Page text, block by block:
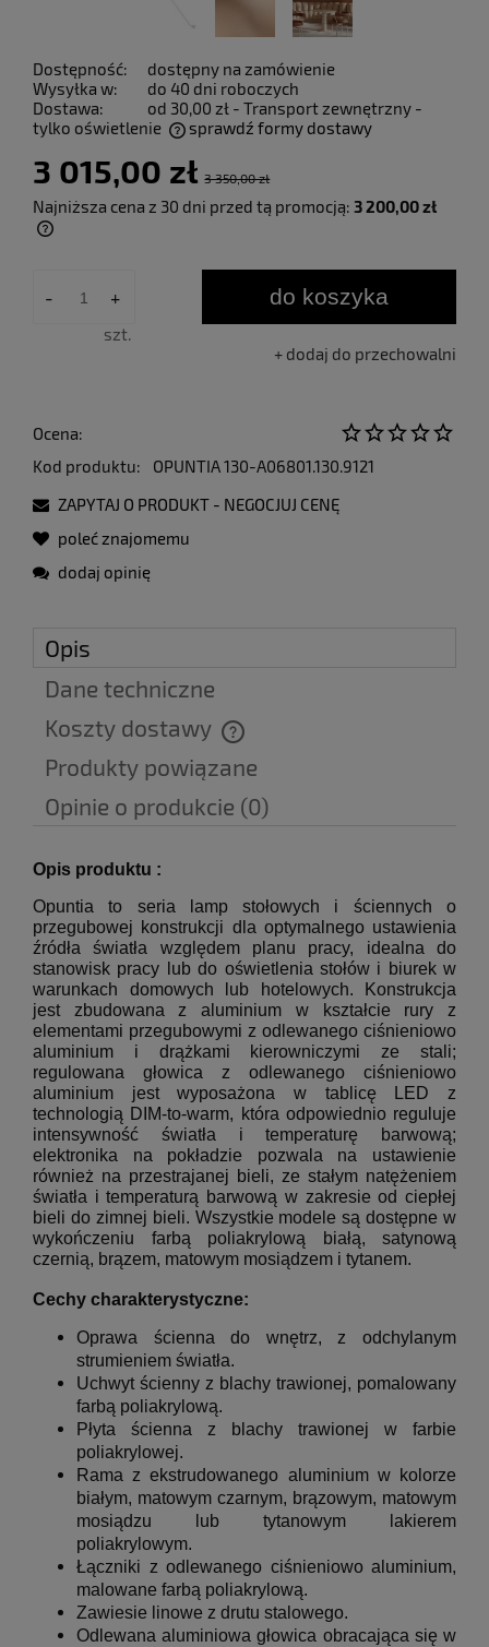
Dostępność:
dostępny na zamówienie
Wysyłka w:
do 40 dni roboczych
Dostawa:
od 30,00 zł - Transport zewnętrzny -
tylko oświetlenie
sprawdź formy dostawy
3 015,00 zł 3 350,00 zł
Najniższa cena z 30 dni przed tą promocją: 3 200,00 zł
30 dni, wyświetlana jest najniższa cena od
momentu, kiedy produkt pojawił się w
- +
szt.
do koszyka
dodaj do przechowalni
Ocena:
Kod produktu:
OPUNTIA 130-A06801.130.9121
ZAPYTAJ O PRODUKT - NEGOCJUJ CENĘ
poleć znajomemu
dodaj opinię
Opis
Dane techniczne
Koszty dostawy
Cena nie zawiera ewentualnych kosztów płatności
Produkty powiązane
Opinie o produkcie (0)
Opis produktu :
Opuntia to seria lamp stołowych i ściennych o
przegubowej konstrukcji dla optymalnego ustawienia
źródła światła względem planu pracy, idealna do
stanowisk pracy lub do oświetlenia stołów i biurek w
warunkach domowych lub hotelowych.
Konstrukcja
jest zbudowana z aluminium w kształcie rury z
elementami przegubowymi z odlewanego ciśnieniowo
aluminium i drążkami kierowniczymi ze stali;
regulowana głowica z odlewanego ciśnieniowo
aluminium jest wyposażona w tablicę LED z
technologią DIM-to-warm, która odpowiednio reguluje
intensywność światła i temperaturę barwową;
elektronika na pokładzie pozwala na ustawienie
również na przestrajanej bieli, ze stałym natężeniem
światła i temperaturą barwową w zakresie od ciepłej
bieli do zimnej bieli. Wszystkie modele są dostępne w
wykończeniu farbą poliakrylową białą, satynową
czernią, brązem, matowym mosiądzem i tytanem.
Cechy charakterystyczne:
Oprawa ścienna do wnętrz, z odchylanym
strumieniem światła.
Uchwyt ścienny z blachy trawionej, pomalowany
farbą poliakrylową.
Płyta ścienna z blachy trawionej w farbie
poliakrylowej.
Rama z ekstrudowanego aluminium w kolorze
białym, matowym czarnym, brązowym, matowym
mosiądzu lub tytanowym lakierem
poliakrylowym.
Łączniki z odlewanego ciśnieniowo aluminium,
malowane farbą poliakrylową.
Zawiesie linowe z drutu stalowego.
Odlewana aluminiowa głowica obracająca się w